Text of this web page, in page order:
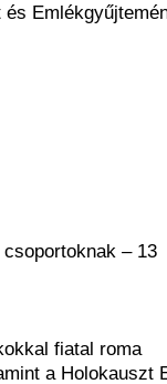
– 13
fiatal roma
a Holokauszt